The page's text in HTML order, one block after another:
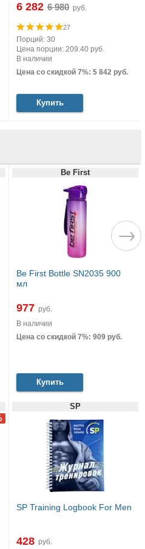
6 282 руб.
27
Порций: 30
Цена порции: 209.40 руб.
В наличии
Цена со скидкой 7%: 5 842 руб.
Купить
Be First
Be First Bottle SN2035 900
мл
977 руб.
В наличии
Цена со скидкой 7%: 909 руб.
Купить
SP
SP Training Logbook For Men
428 руб.